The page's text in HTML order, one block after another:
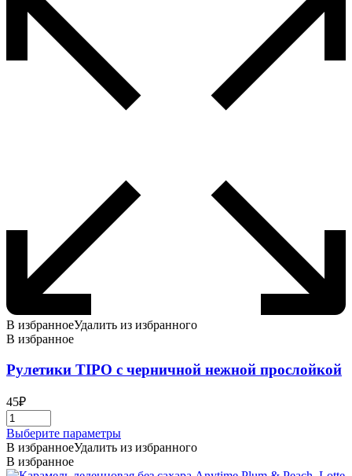
В избранноеУдалить из избранного
В избранное
Рулетики TIPO с черничной нежной прослойкой
45₽
Выберите параметрыЭтот
товар
В избранноеУдалить из избранного
В избранное